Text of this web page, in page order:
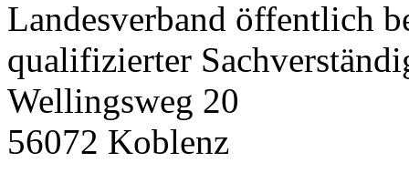
eine Mitgliedschaft besteht.